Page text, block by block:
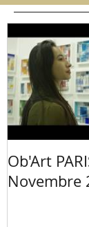
Ob'Art
Novembre